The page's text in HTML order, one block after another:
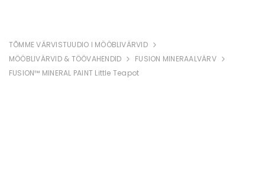
TÕMME VÄRVISTUUDIO I MÖÖBLIVÄRVID
MÖÖBLIVÄRVID & TÖÖVAHENDID
FUSION MINERAALVÄRV
FUSION™ MINERAL PAINT Little Teapot